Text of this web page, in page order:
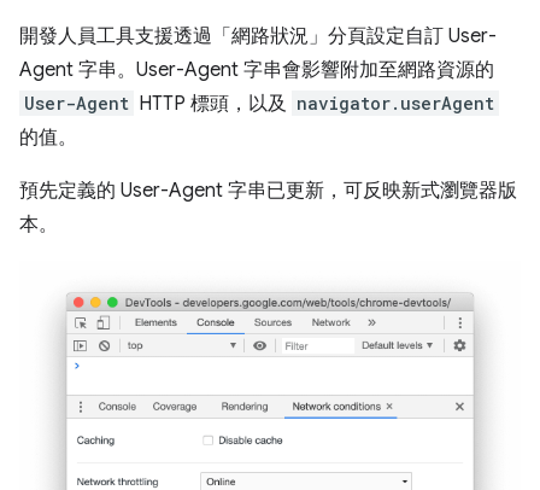
開發人員工具支援透過「網路狀況」 分頁設定自訂 User-
Agent 字串。User-Agent 字串會影響附加至網路資源的
User-Agent HTTP 標頭，以及 navigator.userAgent
的值。
預先定義的 User-Agent 字串已更新，可反映新式瀏覽器版
本。